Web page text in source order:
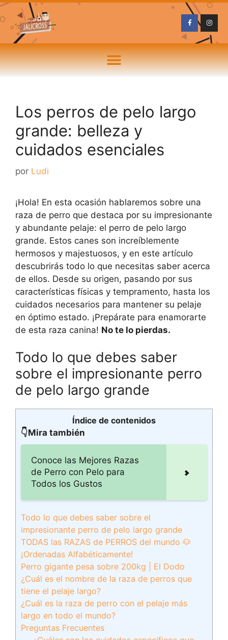
Los perros de pelo largo
grande: belleza y
cuidados esenciales
por Ludi
¡Hola! En esta ocasión hablaremos sobre una
raza de perro que destaca por su impresionante
y abundante pelaje: el perro de pelo largo
grande. Estos canes son increíblemente
hermosos y majestuosos, y en este artículo
descubrirás todo lo que necesitas saber acerca
de ellos. Desde su origen, pasando por sus
características físicas y tempramento, hasta los
cuidados necesarios para mantener su pelaje
en óptimo estado. ¡Prepárate para enamorarte
de esta raza canina! No te lo pierdas.
Todo lo que debes saber
sobre el impresionante perro
de pelo largo grande
Índice de contenidos
👇Mira también
Conoce las Mejores Razas
de Perro con Pelo para
Todos los Gustos
Todo lo que debes saber sobre el
impresionante perro de pelo largo grande
TODAS las RAZAS de PERROS del mundo 🐶
¡Ordenadas Alfabéticamente!
Perro gigante pesa sobre 200kg | El Dodo
¿Cuál es el nombre de la raza de perros que
tiene el pelaje largo?
¿Cuál es la raza de perro con el pelaje más
largo en todo el mundo?
Preguntas Frecuentes